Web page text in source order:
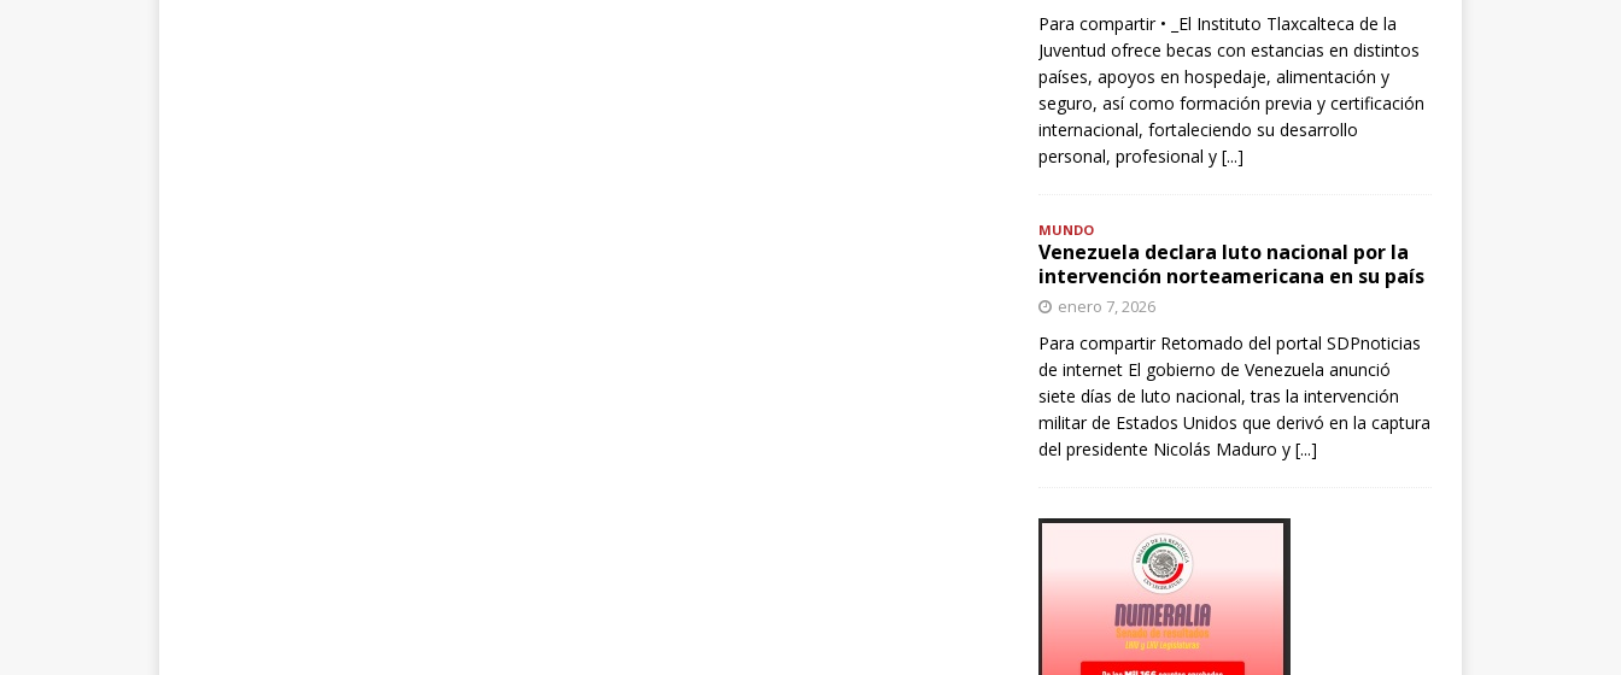
Para compartir • _El Instituto Tlaxcalteca de la
Juventud ofrece becas con estancias en distintos
países, apoyos en hospedaje, alimentación y
seguro, así como formación previa y certificación
internacional, fortaleciendo su desarrollo
personal, profesional y [...]
MUNDO
Venezuela declara luto nacional por la
intervención norteamericana en su país
enero 7, 2026
Para compartir Retomado del portal SDPnoticias
de internet El gobierno de Venezuela anunció
siete días de luto nacional, tras la intervención
militar de Estados Unidos que derivó en la captura
del presidente Nicolás Maduro y [...]